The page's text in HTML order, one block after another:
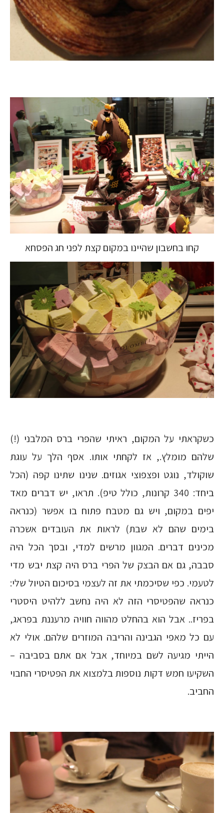
קחו בחשבון שהיינו במקום קצת לפני חג הפסחא
כשקראתי על המקום, ראיתי שהפרי ברס המלבני (!)
שלהם מומלץ., אז לקחתי אותו. אסף הלך על עוגת
שוקולד, נוגט ופצפוצי אגוזים. שנינו שתינו קפה (הכל
ביחד: 340 קרונות, כולל טיפ). תראו, יש דברים מאד
יפים במקום, ויש גם מטבח פתוח בו אפשר (כנראה
בימים שהם לא שבת) לראות את העובדים אשכרה
מכינים דברים. המגוון מרשים למדי, ובסך הכל היה
סבבה, גם אם הבצק של הפרי ברס היה קצת יבש מדי
לטעמי. כפי שסיכמתי את זה לעצמי בסיכום הטיול שלי:
כנראה שהפטיסרי הזה לא היה נחשב ללהיט היסטרי
בפריז.. אבל הוא בהחלט מהווה חוויה מרעננת בפראג,
עם כל מאפי הגבינה והריבה המוזרים שלהם. אולי לא
הייתי מגיעה לשם במיוחד, אבל אם אתם בסביבה –
השקיעו חמש דקות נוספות בלמצוא את הפטיסרי החבוי
החביב.